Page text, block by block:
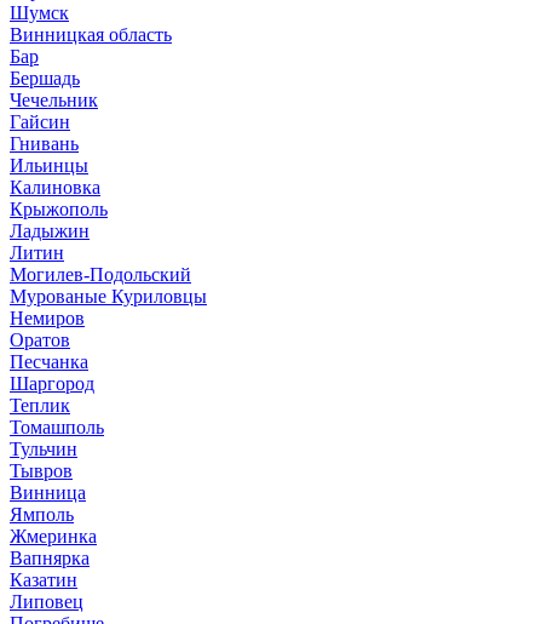
Шумск
Винницкая область
Бар
Бершадь
Чечельник
Гайсин
Гнивань
Ильинцы
Калиновка
Крыжополь
Ладыжин
Литин
Могилев-Подольский
Мурованые Куриловцы
Немиров
Оратов
Песчанка
Шаргород
Теплик
Томашполь
Тульчин
Тывров
Винница
Ямполь
Жмеринка
Вапнярка
Казатин
Липовец